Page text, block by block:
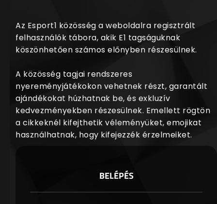
Az Esport1 közösség a weboldalra regisztrált
felhasználók tábora, akik E1 tagságuknak
köszönhetően számos előnyben részesülnek.
A közösség tagjai rendszeres
nyereményjátékokon vehetnek részt, garantált
ajándékokat húzhatnak be, és exkluzív
kedvezményekben részesülnek. Emellett rögtön
a cikkeknél kifejthetik véleményüket, emojikat
használhatnak, hogy kifejezzék érzelmeiket.
BELÉPÉS